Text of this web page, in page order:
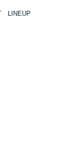
LINEUP